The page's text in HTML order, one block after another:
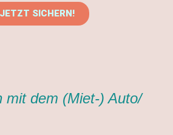
JETZT SICHERN!
mit dem (Miet-) Auto/